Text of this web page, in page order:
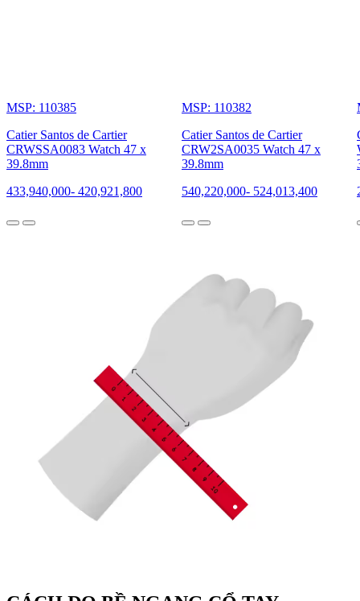
MSP: 110385
Catier Santos de Cartier
CRWSSA0083 Watch 47 x
39.8mm
433,940,000- 420,921,800
MSP: 110382
Catier Santos de Cartier
CRW2SA0035 Watch 47 x
39.8mm
540,220,000- 524,013,400